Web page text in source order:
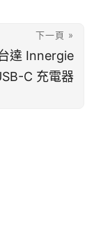
下一頁 »
達 Innergie
C 充電器